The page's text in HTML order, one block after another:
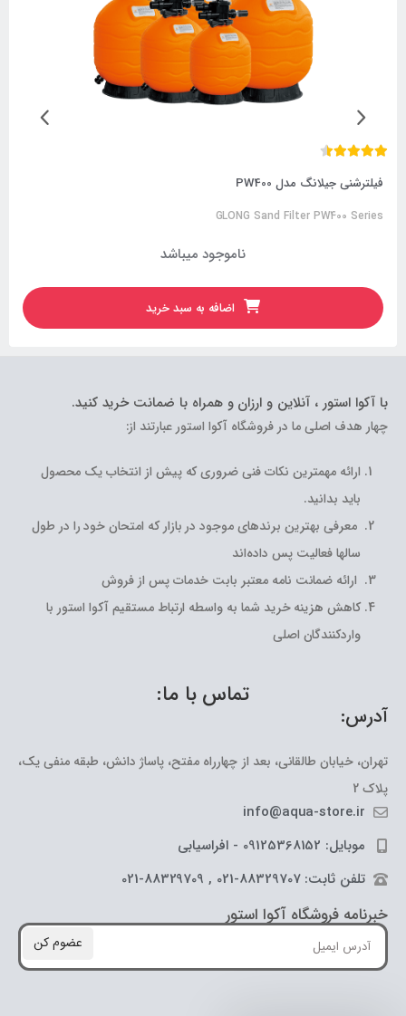
فیلترشنی جیلانگ مدل PW600
GLONG Sand Filter PW600 Series
تومان19,100,000
اضافه به سبد خرید
با آکوا استور ، آنلاین و ارزان و همراه با ضمانت خرید کنید.
چهار هدف اصلی ما در فروشگاه آکوا استور عبارتند از:
ارائه مهمترین نکات فنی ضروری که پیش از انتخاب یک محصول
باید بدانید.
معرفی بهترین برندهای موجود در بازار که امتحان خود را در طول
سالها فعالیت پس داده‌اند
ارائه ضمانت نامه معتبر بابت خدمات پس از فروش
کاهش هزینه خرید شما به واسطه ارتباط مستقیم آکوا استور با
واردکنندگان اصلی
تماس با ما:
آدرس:
تهران، خیابان طالقانی، بعد از چهارراه مفتح، پاساژ دانش، طبقه منفی یک،
پلاک 2
info@aqua-store.ir
موبایل: 09125368152 - افراسیابی
تلفن ثابت: 88329707-021 , 88329709-021
خبرنامه فروشگاه آکوا استور
عضوم کن